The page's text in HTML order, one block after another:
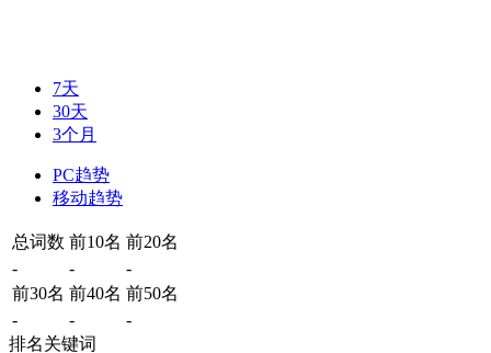
7天
30天
3个月
PC趋势
移动趋势
总词数 前10名 前20名
-
-
-
前30名 前40名 前50名
-
-
-
排名关键词